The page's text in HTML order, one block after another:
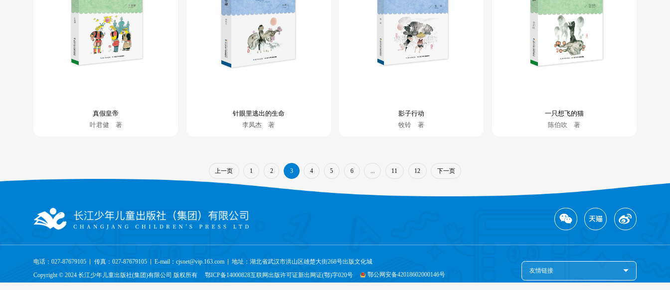
真假皇帝
叶君健 著
针眼里逃出的生命
李凤杰 著
影子行动
牧铃 著
一只想飞的猫
陈伯吹 著
上一页 1 2 3 4 5 6 11 12 下一页
电话：027-87679105 传真：027-87679105 E-mail：cjsnet@vip.163.com 地址：湖北省武汉市洪山区雄楚大街268号出版文化城
Copyright © 2024 长江少年儿童出版社(集团)有限公司 版权所有 鄂ICP备14000828互联网出版许可证新出网证(鄂)字020号 鄂公网安备42018602000146号
友情链接